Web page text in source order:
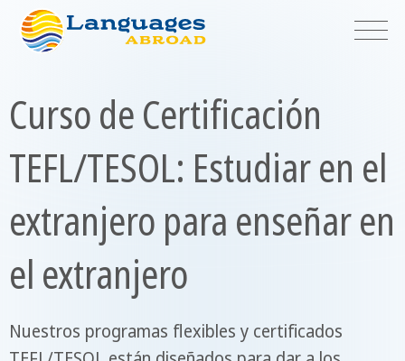
Curso de Certificación
TEFL/TESOL: Estudiar en el
extranjero para enseñar en
el extranjero
Nuestros programas flexibles y certificados